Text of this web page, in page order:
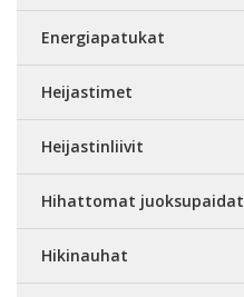
Energiapatukat
Heijastimet
Heijastinliivit
Hihattomat juoksupaidat
Hikinauhat